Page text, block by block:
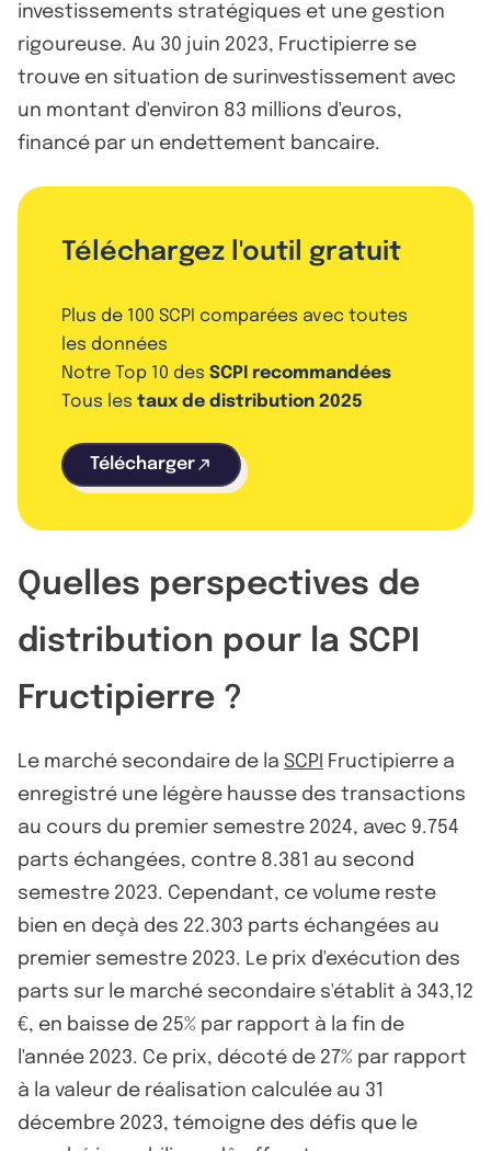
investissements stratégiques et une gestion
rigoureuse. Au 30 juin 2023, Fructipierre se
trouve en situation de surinvestissement avec
un montant d'environ 83 millions d'euros,
financé par un endettement bancaire.
Téléchargez l'outil gratuit
Plus de 100 SCPI comparées avec toutes
les données
Notre Top 10 des SCPI recommandées
Tous les taux de distribution 2025
Télécharger
Quelles perspectives de
distribution pour la SCPI
Fructipierre ?
Le marché secondaire de la SCPI Fructipierre a
enregistré une légère hausse des transactions
au cours du premier semestre 2024, avec 9.754
parts échangées, contre 8.381 au second
semestre 2023. Cependant, ce volume reste
bien en deçà des 22.303 parts échangées au
premier semestre 2023. Le prix d'exécution des
parts sur le marché secondaire s'établit à 343,12
€, en baisse de 25% par rapport à la fin de
l'année 2023. Ce prix, décoté de 27% par rapport
à la valeur de réalisation calculée au 31
décembre 2023, témoigne des défis que le